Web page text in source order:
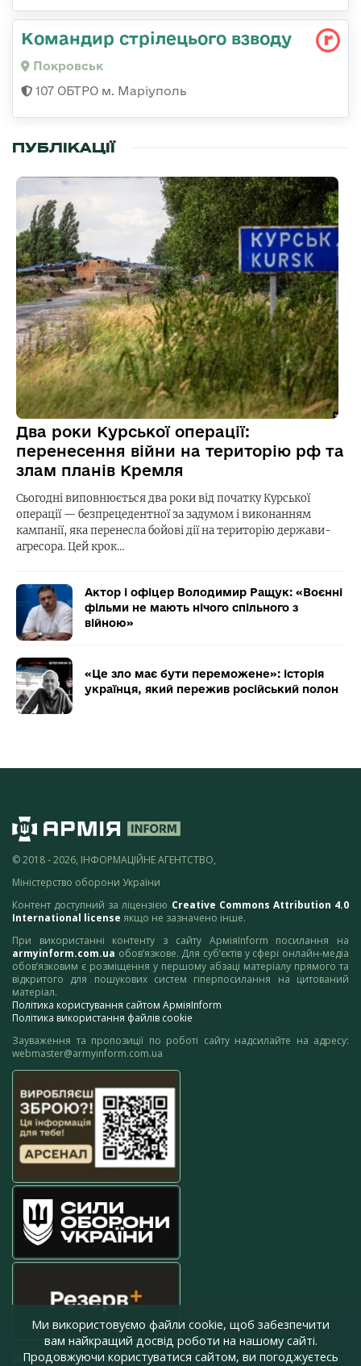
Командир стрілецього взводу
Покровськ
107 ОБТРО м. Маріуполь
ПУБЛІКАЦІЇ
Два роки Курської операції:
перенесення війни на територію рф та
злам планів Кремля
Сьогодні виповнюється два роки від початку Курської
операції — безпрецедентної за задумом і виконанням
кампанії, яка перенесла бойові дії на територію держави-
агресора. Цей крок…
Актор і офіцер Володимир Ращук: «Воєнні
фільми не мають нічого спільного з
війною»
«Це зло має бути переможене»: історія
українця, який пережив російський полон
© 2018 - 2026, ІНФОРМАЦІЙНЕ АГЕНТСТВО,
Міністерство оборони України
Контент доступний за ліцензією Creative Commons Attribution 4.0
International license якщо не зазначено інше.
При використанні контенту з сайту АрміяInform посилання на
armyinform.com.ua обов’язкове. Для суб’єктів у сфері онлайн-медіа
обов’язковим є розміщення у першому абзаці матеріалу прямого та
відкритого для пошукових систем гіперпосилання на цитований
матеріал.
Політика користування сайтом АрміяInform
Політика використання файлів cookie
Зауваження та пропозиції по роботі сайту надсилайте на адресу:
webmaster@armyinform.com.ua
press@armyinform.com.ua
Ми використовуємо файли cookie, щоб забезпечити
вам найкращий досвід роботи на нашому сайті.
Продовжуючи користуватися сайтом, ви погоджуєтесь